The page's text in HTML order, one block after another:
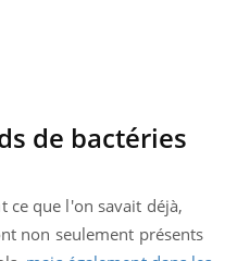
de bactéries
ce que l'on savait déjà,
non seulement présents